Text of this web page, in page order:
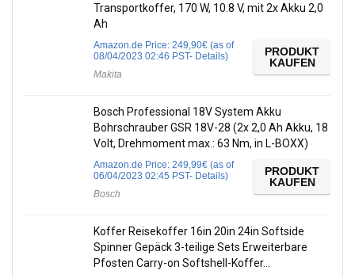
Transportkoffer, 170 W, 10.8 V, mit 2x Akku 2,0
Ah
Amazon.de Price: 249,90€ (as of
08/04/2023 02:46 PST- Details)
Makita
PRODUKT
KAUFEN
Bosch Professional 18V System Akku
Bohrschrauber GSR 18V-28 (2x 2,0 Ah Akku, 18
Volt, Drehmoment max.: 63 Nm, in L-BOXX)
Amazon.de Price: 249,99€ (as of
06/04/2023 02:45 PST- Details)
Bosch
PRODUKT
KAUFEN
Koffer Reisekoffer 16in 20in 24in Softside
Spinner Gepäck 3-teilige Sets Erweiterbare
Pfosten Carry-on Softshell-Koffer…